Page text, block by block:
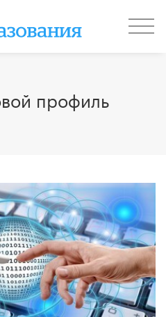
профиль